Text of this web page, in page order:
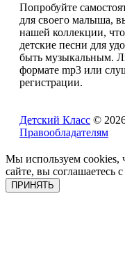
Попробуйте
для своего малыша,
нашей коллекции,
детские песни для
быть музыкальным.
формате mp3 или
регистрации.
Детский Класс ©
Правообладателям
Мы используем cookies,
сайте, вы соглашаетесь с
ПРИНЯТЬ